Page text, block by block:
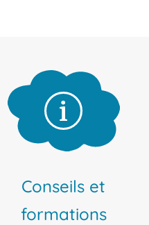
Conseils et
formations